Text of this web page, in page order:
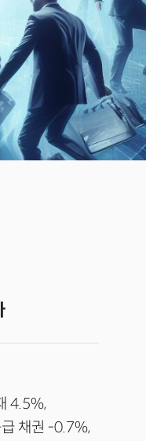
4.5%,
채권 -0.7%,